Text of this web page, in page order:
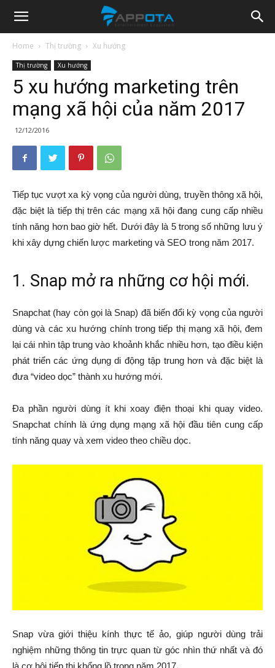
Appota
News
Home Thị trường Xu hướng
Thị trường Xu hướng
5 xu hướng marketing trên
mạng xã hội của năm 2017
12/12/2016
Tiếp tục vượt xa kỳ vọng của người dùng, truyền thông xã hội,
đặc biệt là tiếp thị trên các mạng xã hội đang cung cấp nhiều
tính năng hơn bao giờ hết. Dưới đây là 5 trong số những lưu ý
khi xây dựng chiến lược marketing và SEO trong năm 2017.
1. Snap mở ra những cơ hội mới.
Snapchat (hay còn gọi là Snap) đã biến đổi kỳ vọng của người
dùng và các xu hướng chính trong tiếp thị mạng xã hội, đem
lại cái nhìn tập trung vào khoảnh khắc nhiều hơn, tạo điều kiện
phát triển các ứng dụng di động tập trung hơn và đặc biệt là
đưa “video dọc” thành xu hướng mới.
Đa phần người dùng ít khi xoay điện thoại khi quay video.
Snapchat chính là ứng dụng mạng xã hội đầu tiên cung cấp
tính năng quay và xem video theo chiều dọc.
Snap vừa giới thiệu kính thực tế ảo, giúp người dùng trải
nghiệm những thông tin trực quan từ góc nhìn thứ nhất và đó
là cơ hội tiếp thị khổng lồ trong năm 2017.